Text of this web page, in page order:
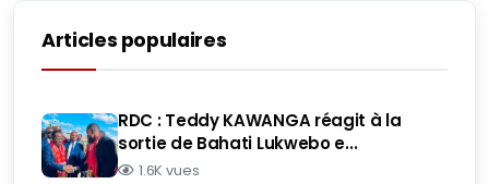
Articles populaires
RDC : Teddy KAWANGA réagit à la
sortie de Bahati Lukwebo e...
1.6K vues